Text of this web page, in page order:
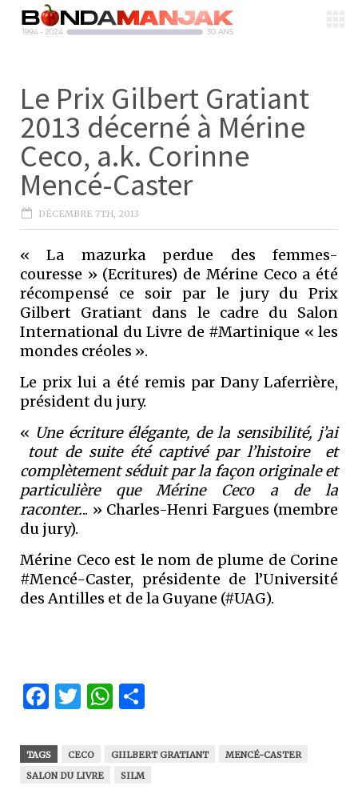
Le Prix Gilbert Gratiant
2013 décerné à Mérine
Ceco, a.k. Corinne
Mencé-Caster
DÉCEMBRE 7TH, 2013
« La mazurka perdue des femmes-
couresse » (Ecritures) de Mérine Ceco a été
récompensé ce soir par le jury du Prix
Gilbert Gratiant dans le cadre du Salon
International du Livre de #Martinique « les
mondes créoles ».
Le prix lui a été remis par Dany Laferrière,
président du jury.
« Une écriture élégante, de la sensibilité, j’ai
tout de suite été captivé par l’histoire et
complètement séduit par la façon originale et
particulière que Mérine Ceco a de la
raconter... » Charles-Henri Fargues (membre
du jury).
Mérine Ceco est le nom de plume de Corine
#Mencé-Caster, présidente de l’Université
des Antilles et de la Guyane (#UAG).
Facebook
Twitter
WhatsApp
TAGS CECO GIILBERT GRATIANT
MENCÉ-CASTER
SALON DU LIVRE
SILM